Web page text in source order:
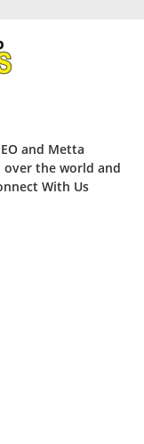
and Metta
over the world and
With Us